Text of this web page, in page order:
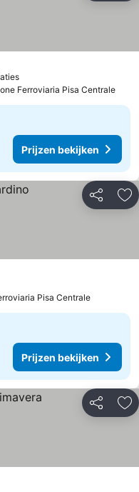
Ferroviaria Pisa Centrale
Prijzen bekijken
Delen
Pisa Centrale
Prijzen bekijken
Delen